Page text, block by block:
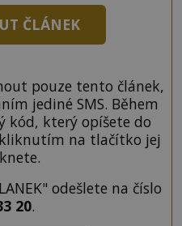
ČLÁNEK
pouze tento článek,
jediné SMS. Během
kód, který opíšete do
na tlačítko jej
odešlete na číslo
20.